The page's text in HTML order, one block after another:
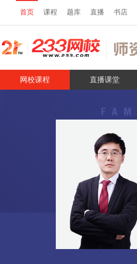
首页 课程 题库 直播 书店
网校课程 直播课堂